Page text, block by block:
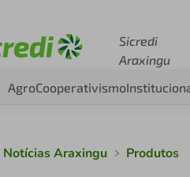
Sicredi
Araxingu
AgroCooperativismo
Notícias Araxingu Produtos